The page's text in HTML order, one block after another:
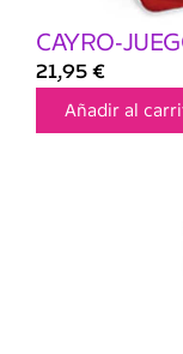
CAYRO-
21,95 €
Añadir al